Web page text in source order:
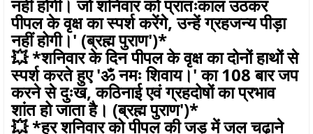
नहीं होगी। जो शनिवार को प्रातःकाल उठकर
पीपल के वृक्ष का स्पर्श करेंगे, उन्हें ग्रहजन्य पीड़ा
नहीं होगी।' (ब्रह्म पुराण')*
💥 *शनिवार के दिन पीपल के वृक्ष का दोनों हाथों से
स्पर्श करते हुए 'ॐ नमः शिवाय।' का 108 बार जप
करने से दुःख, कठिनाई एवं ग्रहदोषों का प्रभाव
शांत हो जाता है। (ब्रह्म पुराण')*
💥 *हर शनिवार को पीपल की जड़ में जल चढ़ाने